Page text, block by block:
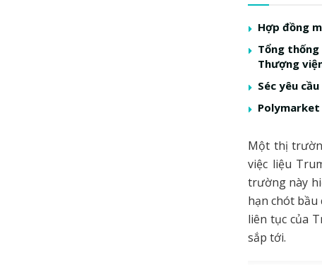
Hợp đồng
Tổng
Thượng
Séc yêu
Polymarket
Một thị
việc liệu
trường này
hạn chót bầu
liên tục của
sắp tới.